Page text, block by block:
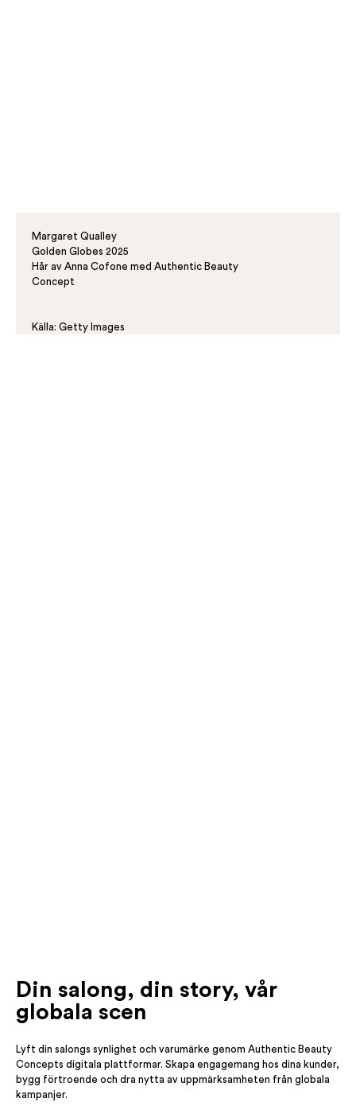
Margaret Qualley
Golden Globes 2025
Hår av Anna Cofone med Authentic Beauty
Concept
Källa: Getty Images
Din salong, din story, vår
globala scen
Lyft din salongs synlighet och varumärke genom Authentic Beauty
Concepts digitala plattformar. Skapa engagemang hos dina kunder,
bygg förtroende och dra nytta av uppmärksamheten från globala
kampanjer.